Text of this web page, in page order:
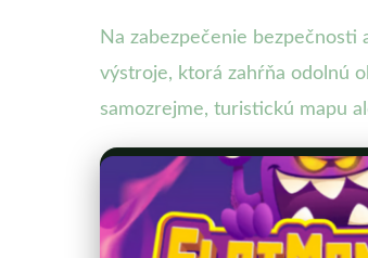
Na zabezpečenie
výstroje, ktorá zahŕňa odolnú
samozrejme, turistickú mapu